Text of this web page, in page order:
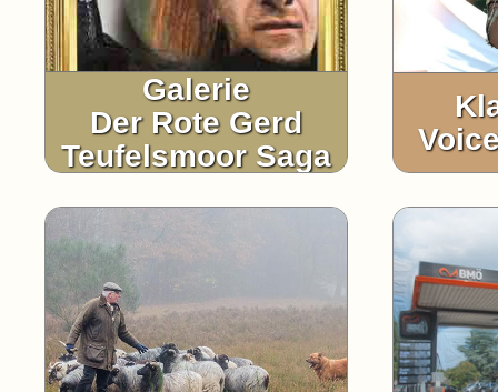
Galerie
Der Rote Gerd
Teufelsmoor Saga